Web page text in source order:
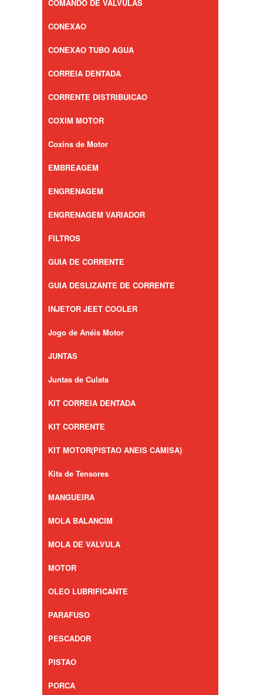
COMANDO DE VALVULAS
CONEXAO
CONEXAO TUBO AGUA
CORREIA DENTADA
CORRENTE DISTRIBUICAO
COXIM MOTOR
Coxins de Motor
EMBREAGEM
ENGRENAGEM
ENGRENAGEM VARIADOR
FILTROS
GUIA DE CORRENTE
GUIA DESLIZANTE DE CORRENTE
INJETOR JEET COOLER
Jogo de Anéis Motor
JUNTAS
Juntas de Culata
KIT CORREIA DENTADA
KIT CORRENTE
KIT MOTOR(PISTAO ANEIS CAMISA)
Kits de Tensores
MANGUEIRA
MOLA BALANCIM
MOLA DE VALVULA
MOTOR
OLEO LUBRIFICANTE
PARAFUSO
PESCADOR
PISTAO
PORCA